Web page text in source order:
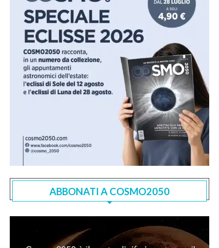
ABBONATI A COSMO2050